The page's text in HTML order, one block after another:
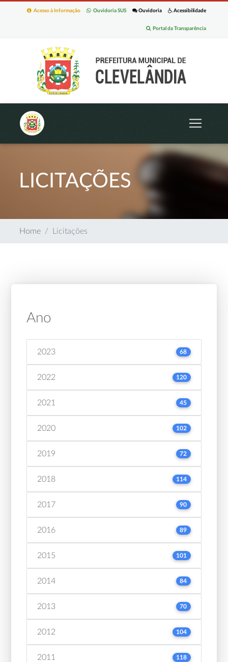
Acessibilidade
Ouvidoria
Ouvidoria SUS
Acesso à Informação
Portal da Transparência
LICITAÇÕES
Home Licitações
Ano
2023 68
2022 120
2021 45
2020 102
2019 72
2018 114
2017 90
2016 89
2015 101
2014 84
2013 70
2012 104
2011 118